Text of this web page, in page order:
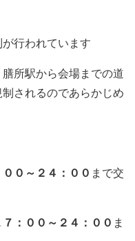
行われています
所駅から会場までの道
されるのであらかじめ
００～２４：００ まで交
７：００～２４：００ ま